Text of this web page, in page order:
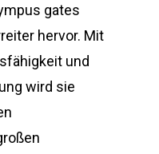
gates
hervor. Mit
und
wird sie